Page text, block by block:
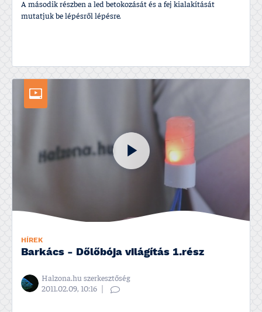
A második részben a led betokozását és a fej kialakí­tását
mutatjuk be lépésről lépésre.
HÍREK
Barkács - Dőlőbója világí­tás 1.rész
Halzona.hu szerkesztőség
2011.02.09, 10:16